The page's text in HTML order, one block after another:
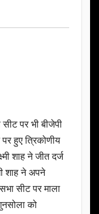
पर भी बीजेपी
हुए त्रिकोणीय
शाह ने जीत दर्ज
शाह ने अपने
सीट पर माला
को